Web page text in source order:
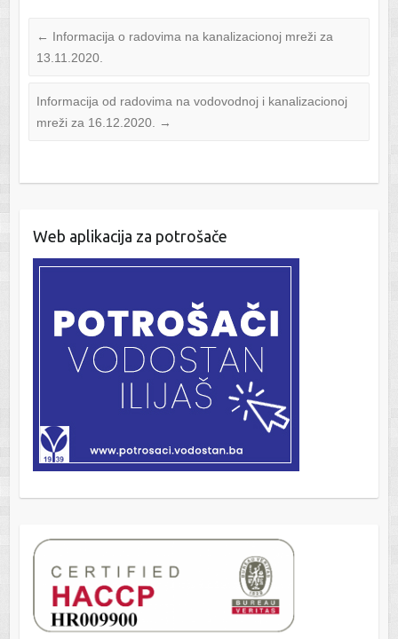
← Informacija o radovima na kanalizacionoj mreži za
13.11.2020.
Informacija od radovima na vodovodnoj i kanalizacionoj
mreži za 16.12.2020.
→
Web aplikacija za potrošače